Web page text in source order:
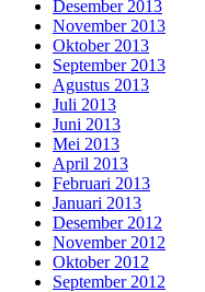
Desember 2013
November 2013
Oktober 2013
September 2013
Agustus 2013
Juli 2013
Juni 2013
Mei 2013
April 2013
Februari 2013
Januari 2013
Desember 2012
November 2012
Oktober 2012
September 2012